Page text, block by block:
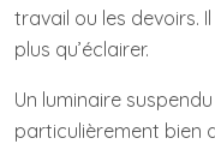
travail ou les devoirs.
plus qu’éclairer.
Un luminaire
particulièrement bien